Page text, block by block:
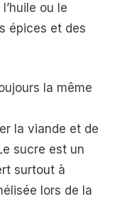
ou le
épices et des
la même
la viande et de
sucre est un
surtout à
lors de la